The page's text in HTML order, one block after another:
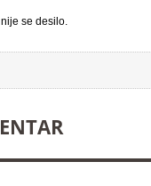
se desilo.